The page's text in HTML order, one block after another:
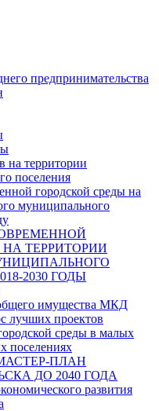
предпринимательства
на территории
поселения
городской среды на
муниципального
ТЕРРИТОРИИ
2030 ГОДЫ
имущества МКД
лучших проектов
среды в малых
поселениях
ПЛАН
ДО 2040 ГОДА
развития